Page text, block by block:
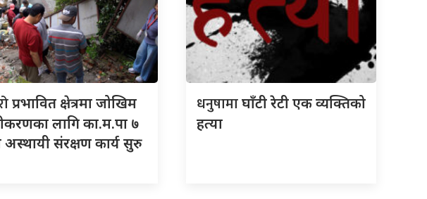
प्रभावित क्षेत्रमा जोखिम
लागि का.म.पा ७
अस्थायी संरक्षण कार्य सुरु
धनुषामाघाँटी रेटी एक व्यक्तिको
हत्या